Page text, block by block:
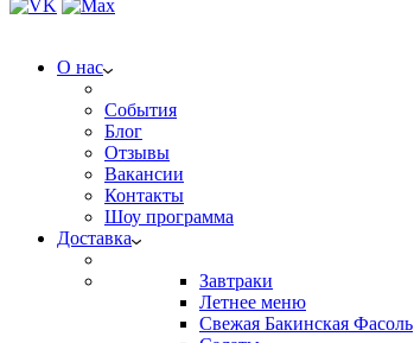
О нас
События
Блог
Отзывы
Вакансии
Контакты
Шоу программа
Доставка
Завтраки
Летнее меню
Свежая Бакинская Фасоль